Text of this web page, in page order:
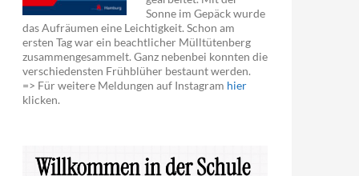
Sonne im Gepäck wurde
das Aufräumen eine Leichtigkeit. Schon am
ersten Tag war ein beachtlicher Mülltütenberg
zusammengesammelt. Ganz nebenbei konnten die
verschiedensten Frühblüher bestaunt werden.
=> Für weitere Meldungen auf Instagram hier
klicken.